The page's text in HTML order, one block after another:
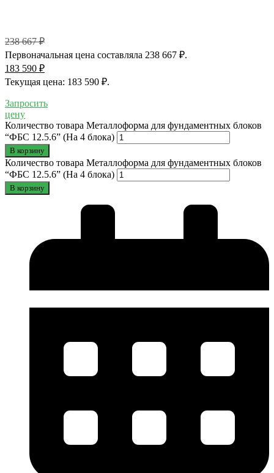
238 667₽
Первоначальная цена составляла 238 667 ₽.
183 590 ₽
Текущая цена: 183 590 ₽.
Запросить
цену
Количество товара Металлоформа для фундаментных блоков
“ФБС 12.5.6” (На 4 блока)
В корзину
Количество товара Металлоформа для фундаментных блоков
“ФБС 12.5.6” (На 4 блока)
В корзину